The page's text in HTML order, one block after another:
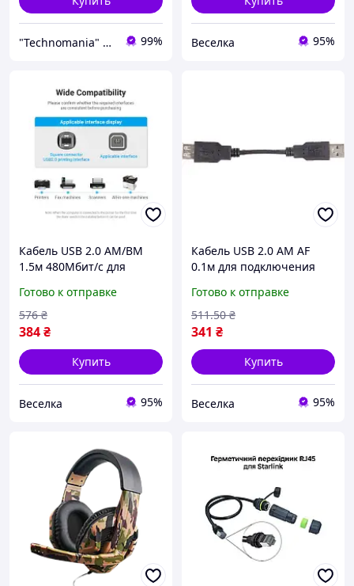
"Technomania" Интернет-магазин 99% Веселка 95%
Кабель USB 2.0 AM/BM
1.5м 480Мбит/с для
компьютеру или ноутбуку
FLAME
Готово к отправке
384₴
576 ₴
Купить
Веселка 95%
Кабель USB 2.0 AM AF
0.1м для подключения
высокоскоростной и
надежный FLAME
Готово к отправке
341 ₴
511.50 ₴
Купить
Веселка 95%